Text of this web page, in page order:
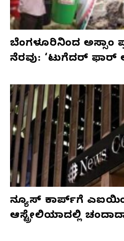
ಬೆಂಗಳೂರಿನಿಂದ ಅಸ್ಸಾಂ
ನೆರವು: ‘ಟುಗೆದರ್ ಫಾರ್
ನ್ಯೂಸ್ ಕಾರ್ಪ್‌ಗೆ
ಆಸ್ಟ್ರೇಲಿಯಾದಲ್ಲಿ